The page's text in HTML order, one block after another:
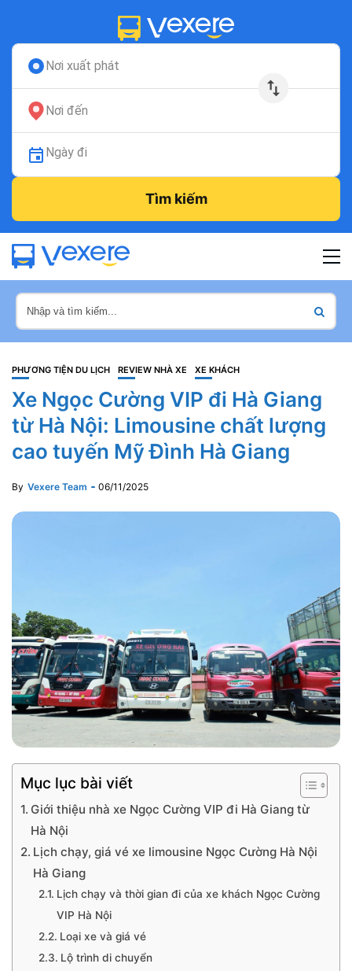
Nơi xuất phát
Nơi đến
Ngày đi
Tìm kiếm
PHƯƠNG TIỆN DU LỊCH REVIEW NHÀ XE XE KHÁCH
Xe Ngọc Cường VIP đi Hà Giang
từ Hà Nội: Limousine chất lượng
cao tuyến Mỹ Đình Hà Giang
By Vexere Team 06/11/2025
Mục lục bài viết
Giới thiệu nhà xe Ngọc Cường VIP đi Hà Giang từ
Hà Nội
Lịch chạy, giá vé xe limousine Ngọc Cường Hà Nội
Hà Giang
Lịch chạy và thời gian đi của xe khách Ngọc Cường
VIP Hà Nội
Loại xe và giá vé
Lộ trình di chuyển